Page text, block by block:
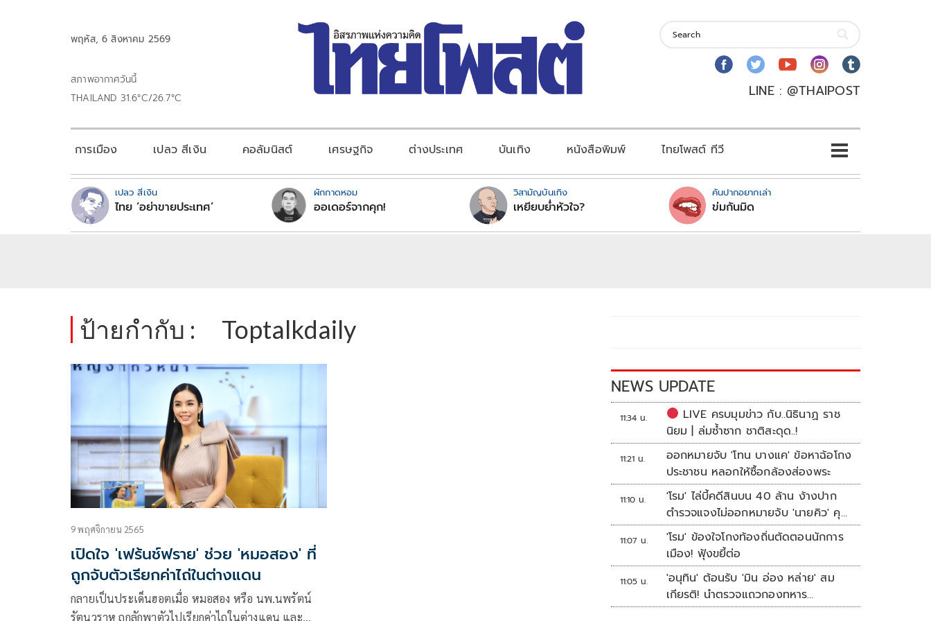
พฤหัส, 6 สิงหาคม 2569
สภาพอากาศวันนี้
THAILAND 31.6°C/26.7°C
LINE : @THAIPOST
การเมือง เปลว สีเงิน คอลัมนิสต์ เศรษฐกิจ ต่างประเทศ บันเทิง หนังสือพิมพ์ ไทยโพสต์ ทีวี
เปลว สีเงิน
ไทย ‘อย่าขายประเทศ’
ผักกาดหอม
ออเดอร์จากคุก!
วิสามัญบันเทิง
เหยียบย่ำหัวใจ?
คันปากอยากเล่า
ข่มกันมิด
ป้ายกำกับ : Toptalkdaily
9 พฤศจิกายน 2565
เปิดใจ 'เฟร้นช์ฟราย' ช่วย 'หมอสอง' ที่
ถูกจับตัวเรียกค่าไถ่ในต่างแดน
กลายเป็นประเด็นฮอตเมื่อ หมอสอง หรือ นพ.นพรัตน์
รัตนวราห ถูกลักพาตัวไปเรียกค่าไถในต่างแดน และ
NEWS UPDATE
11:34 น.
LIVE ครบมุมข่าว กับ..นิธินาฏ ราช
นิยม | ล่มซ้ำซาก ชาติสะดุด..!
11:21 น.
ออกหมายจับ 'โทน บางแค' ข้อหาฉ้อโกง
ประชาชน หลอกให้ซื้อกล้องส่องพระ
11:10 น.
'โรม' ไล่บี้คดีสินบน 40 ล้าน ง้างปาก
ตำรวจแจงไม่ออกหมายจับ 'นายคิว' คุม
เว็บพนัน
11:07 น.
'โรม' ข้องใจโกงท้องถิ่นตัดตอนนักการ
เมือง! ฟุ้งขยี้ต่อ
11:05 น.
'อนุทิน' ต้อนรับ 'มิน อ่อง หล่าย' สม
เกียรติ! นำตรวจแถวกองทหาร
เกียรติยศ